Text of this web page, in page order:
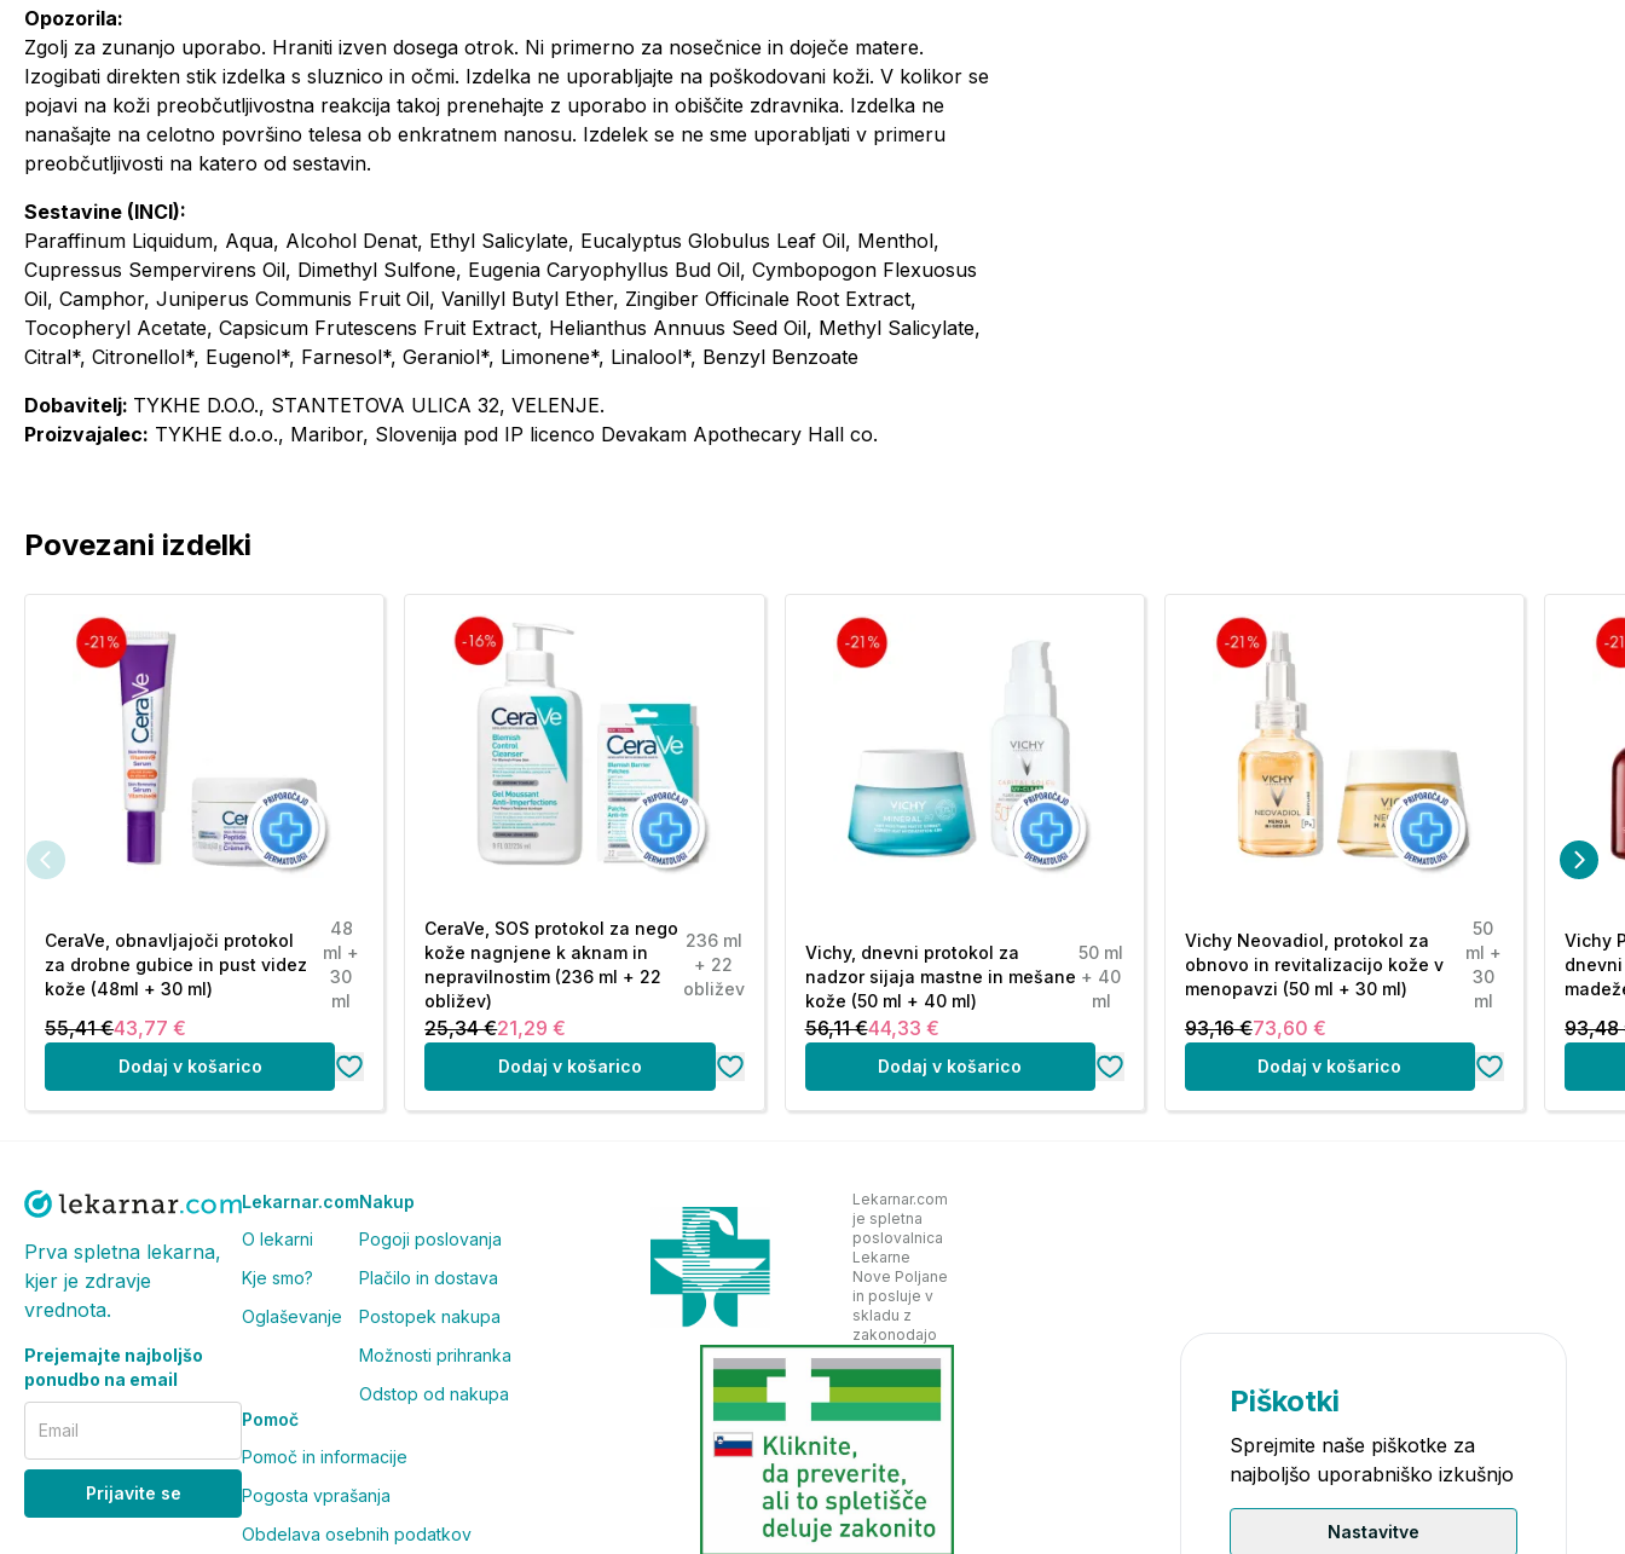
Opozorila:
Zgolj za zunanjo uporabo. Hraniti izven dosega otrok. Ni primerno za nosečnice in doječe matere.
Izogibati direkten stik izdelka s sluznico in očmi. Izdelka ne uporabljajte na poškodovani koži. V kolikor se
pojavi na koži preobčutljivostna reakcija takoj prenehajte z uporabo in obiščite zdravnika. Izdelka ne
nanašajte na celotno površino telesa ob enkratnem nanosu. Izdelek se ne sme uporabljati v primeru
preobčutljivosti na katero od sestavin.
Sestavine (INCI):
Paraffinum Liquidum, Aqua, Alcohol Denat, Ethyl Salicylate, Eucalyptus Globulus Leaf Oil, Menthol,
Cupressus Sempervirens Oil, Dimethyl Sulfone, Eugenia Caryophyllus Bud Oil, Cymbopogon Flexuosus
Oil, Camphor, Juniperus Communis Fruit Oil, Vanillyl Butyl Ether, Zingiber Officinale Root Extract,
Tocopheryl Acetate, Capsicum Frutescens Fruit Extract, Helianthus Annuus Seed Oil, Methyl Salicylate,
Citral*, Citronellol*, Eugenol*, Farnesol*, Geraniol*, Limonene*, Linalool*, Benzyl Benzoate
Dobavitelj: TYKHE D.O.O., STANTETOVA ULICA 32, VELENJE.
Proizvajalec: TYKHE d.o.o., Maribor, Slovenija pod IP licenco Devakam Apothecary Hall co.
Povezani izdelki
CeraVe, obnavljajoči protokol
za drobne gubice in pust videz
kože (48ml + 30 ml)
48
ml +
30
ml
55,41 €43,77 €
Dodaj v košarico
CeraVe, SOS protokol za nego
kože nagnjene k aknam in
nepravilnostim (236 ml + 22
obližev)
236 ml
+ 22
obližev
25,34 €21,29 €
Dodaj v košarico
Vichy, dnevni protokol za
nadzor sijaja mastne in mešane
kože (50 ml + 40 ml)
50 ml
+ 40
ml
56,11 €44,33 €
Dodaj v košarico
Vichy Neovadiol, protokol za
obnovo in revitalizacijo kože v
menopavzi (50 ml + 30 ml)
50
ml +
30
ml
93,16 €73,60 €
Dodaj v košarico
Vichy
93,48
Prva spletna lekarna,
kjer je zdravje
vrednota.
Prejemajte najboljšo
ponudbo na email
Email
Prijavite se
Lekarnar.com
O lekarni
Kje smo?
Oglaševanje
Nakup
Pogoji poslovanja
Plačilo in dostava
Postopek nakupa
Možnosti prihranka
Odstop od nakupa
Pomoč
Pomoč in informacije
Pogosta vprašanja
Obdelava osebnih podatkov
Lekarnar.com
je spletna
poslovalnica
Lekarne
Nove Poljane
in posluje v
skladu z
zakonodajo
Piškotki
Sprejmite naše piškotke za
najboljšo uporabniško izkušnjo
Nastavitve